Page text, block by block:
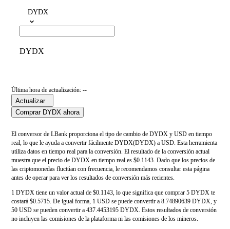
DYDX
DYDX
Última hora de actualización: --
Actualizar
Comprar DYDX ahora
El conversor de LBank proporciona el tipo de cambio de DYDX y USD en tiempo
real, lo que le ayuda a convertir fácilmente DYDX(DYDX) a USD. Esta herramienta
utiliza datos en tiempo real para la conversión. El resultado de la conversión actual
muestra que el precio de DYDX en tiempo real es $0.1143. Dado que los precios de
las criptomonedas fluctúan con frecuencia, le recomendamos consultar esta página
antes de operar para ver los resultados de conversión más recientes.
1 DYDX tiene un valor actual de $0.1143, lo que significa que comprar 5 DYDX te
costará $0.5715. De igual forma, 1 USD se puede convertir a 8.74890639 DYDX, y
50 USD se pueden convertir a 437.4453195 DYDX. Estos resultados de conversión
no incluyen las comisiones de la plataforma ni las comisiones de los mineros.